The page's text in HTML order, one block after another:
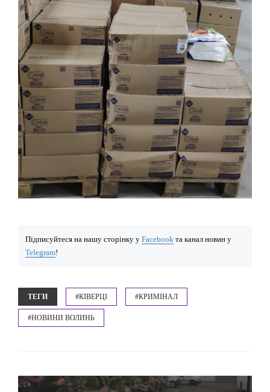
Підписуйтеся на нашу сторінку у Facebook та канал новин у
Telegram!
ТЕГИ #КІВЕРЦІ #КРИМІНАЛ
#НОВИНИ ВОЛИНЬ